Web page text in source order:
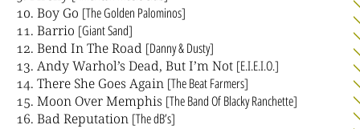
Boy Go [The Golden Palominos]
Barrio [Giant Sand]
Bend In The Road [Danny & Dusty]
Andy Warhol’s Dead, But I’m Not [E.I.E.I.O.]
There She Goes Again [The Beat Farmers]
Moon Over Memphis [The Band Of Blacky Ranchette]
Bad Reputation [The dB’s]